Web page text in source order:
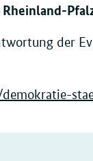
der